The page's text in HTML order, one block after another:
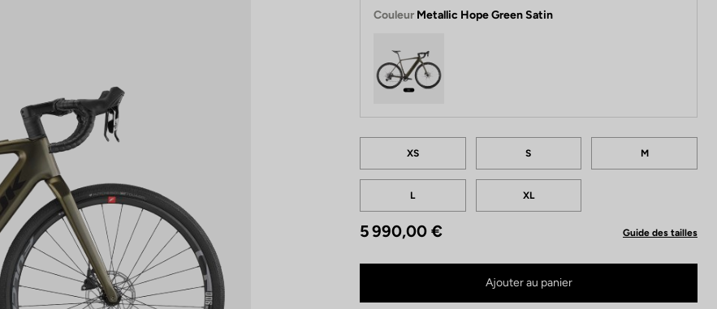
Couleur Metallic Hope Green Satin
XS S M
L XL
5 990,00 € Guide des tailles
Ajouter au panier